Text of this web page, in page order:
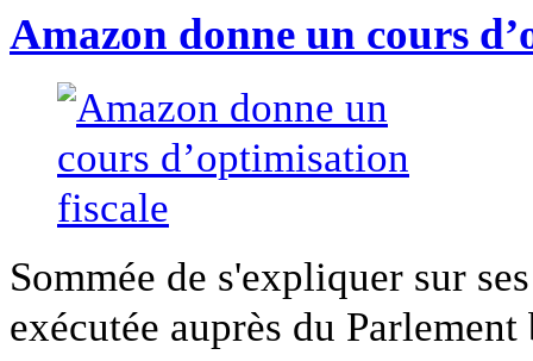
Amazon donne un cours
Sommée de s'expliquer sur
exécutée auprès du